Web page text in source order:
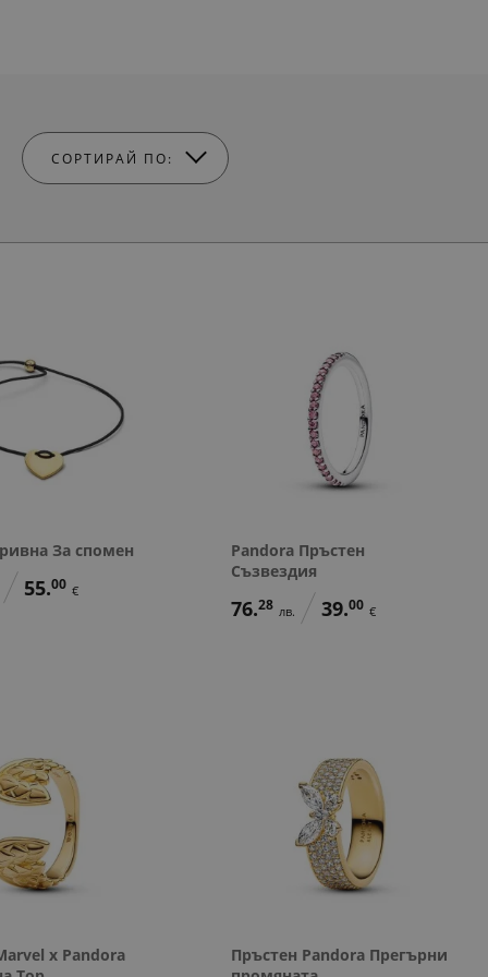
СОРТИРАЙ ПО:
За спомен
55.00 €
Pandora Пръстен
Съзвездия
76.28 лв. 39.00 €
x Pandora
Пръстен Pandora Прегърни